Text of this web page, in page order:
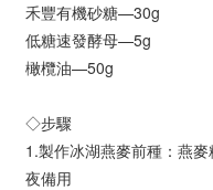
禾豐有機砂糖—30g
低糖速發酵母—5g
橄欖油—50g
◇步驟
1.製作冰湖燕麥前種：燕
夜備用